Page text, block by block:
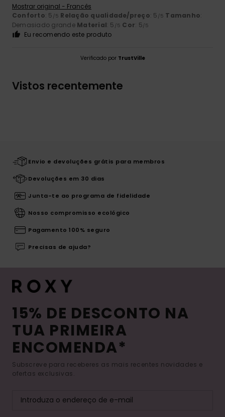
Mostrar original - Francês
Conforto: 5 /5 Relação qualidade/preço: 5 /5 Tamanho:
Demasiado grande Material: 5 /5 Cor: 5/5
Eu recomendo este produto
Verificado por TrustVille
Vistos recentemente
Envio e devoluções grátis para membros
Devoluções em 30 dias
Junta-te ao programa de fidelidade
Nosso compromisso ecológico
Pagamento 100% seguro
Precisas de ajuda?
15% DE DESCONTO NA
TUA PRIMEIRA
ENCOMENDA*
Subscreve para receberes as mais recentes novidades e
ofertas exclusivas.